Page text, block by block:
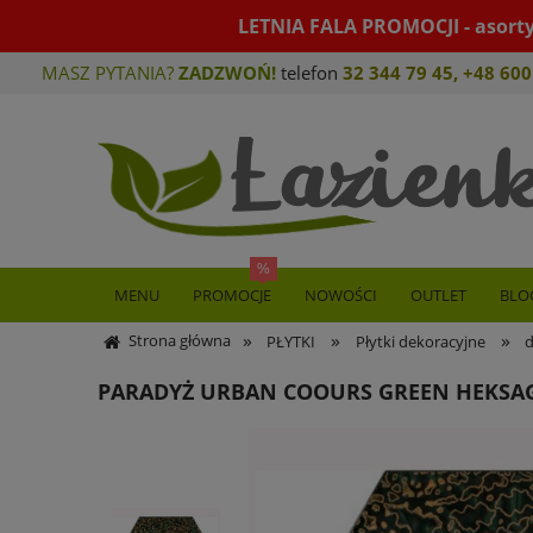
LETNIA FALA PROMOCJI -
MASZ PYTANIA? ZADZWOŃ! telefon 32 344 79 45, +48
MENU PROMOCJE NOWOŚCI OUTLET
Strona główna » PŁYTKI » Płytki dekoracyjne »
PARADYŻ URBAN COOURS GREEN